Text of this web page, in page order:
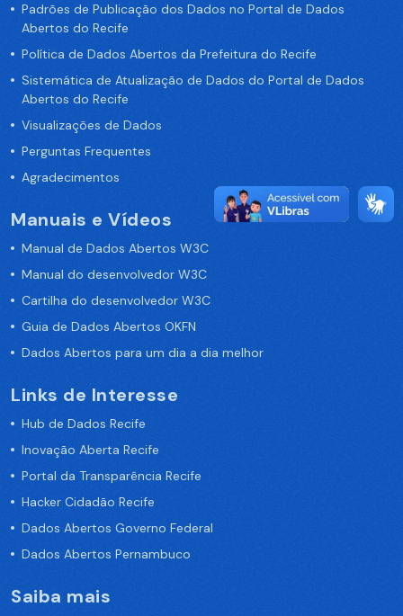
Padrões de Publicação dos Dados no Portal de Dados
Abertos do Recife
Política de Dados Abertos da Prefeitura do Recife
Sistemática de Atualização de Dados do Portal de Dados
Abertos do Recife
Visualizações de Dados
Perguntas Frequentes
Agradecimentos
Manuais e Vídeos
Manual de Dados Abertos W3C
Manual do desenvolvedor W3C
Cartilha do desenvolvedor W3C
Guia de Dados Abertos OKFN
Dados Abertos para um dia a dia melhor
Links de Interesse
Hub de Dados Recife
Inovação Aberta Recife
Portal da Transparência Recife
Hacker Cidadão Recife
Dados Abertos Governo Federal
Dados Abertos Pernambuco
Saiba mais